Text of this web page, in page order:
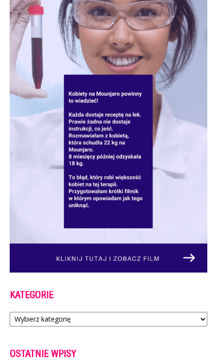
KATEGORIE
Kategorie
OSTATNIE WPISY